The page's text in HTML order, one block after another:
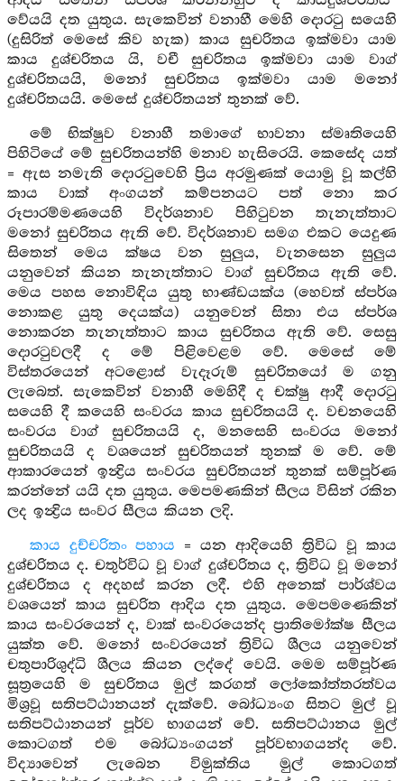
වේයයි දත යුතුය. සැකෙවින් වනාහී මෙහි දොරටු සයෙහි
(දුසිරිත් මෙසේ කිව හැක) කාය සුචරිතය ඉක්මවා යාම
කාය දුශ්චරිතය යි, වචී සුචරිතය ඉක්මවා යාම වාග්
දුශ්චරිතයයි, මනෝ සුචරිතය ඉක්මවා යාම මනෝ
දුශ්චරිතයයි. මෙසේ දුශ්චරිතයන් තුනක් වේ.
මේ භික්ෂුව වනාහී තමාගේ භාවනා ස්මෘතියෙහි
පිහිටියේ මේ සුචරිතයන්හි මනාව හැසිරෙයි. කෙසේද යත්
= ඇස නමැති දොරටුවෙහි ප්‍රිය අරමුණක් යොමු වූ කල්හි
කාය වාක් අංගයන් කම්පනයට පත් නො කර
රූපාරම්මණයෙහි විදර්ශනාව පිහිටුවන තැනැත්තාට
මනෝ සුචරිතය ඇති වේ. විදර්ශනාව සමග එකට යෙදුණ
සිතෙන් මෙය ක්ෂය වන සුලුය, වැනසෙන සුලුය
යනුවෙන් කියන තැනැත්තාට වාග් සුචරිතය ඇති වේ.
මෙය පහස නොවිඳිය යුතු භාණ්ඩයක්ය (හෙවත් ස්පර්ශ
නොකළ යුතු දෙයක්ය) යනුවෙන් සිතා එය ස්පර්ශ
නොකරන තැනැත්තාට කාය සුචරිතය ඇති වේ. සෙසු
දොරටුවලදී ද මේ පිළිවෙළම වේ. මෙසේ මේ
විස්තරයෙන් අටළොස් වැදෑරුම් සුචරිතයෝ ම ගනු
ලැබෙත්. සැකෙවින් වනාහී මෙහිදී ද චක්ෂු ආදී දොරටු
සයෙහි දී කයෙහි සංවරය කාය සුචරිතයයි ද. වචනයෙහි
සංවරය වාග් සුචරිතයයි ද, මනසෙහි සංවරය මනෝ
සුචරිතයයි ද වශයෙන් සුචරිතයන් තුනක් ම වේ. මේ
ආකාරයෙන් ඉන්‍ද්‍රිය සංවරය සුචරිතයන් තුනක් සම්පූර්ණ
කරන්නේ යයි දත යුතුය. මෙපමණකින් සීලය විසින් රකින
ලද ඉන්‍ද්‍රිය සංවර සීලය කියන ලදි.
කාය දුච්චරිතං පහාය = යන ආදියෙහි ත්‍රිවිධ වූ කාය
දුශ්චරිතය ද. චතුර්විධ වූ වාග් දුශ්චරිතය ද, ත්‍රිවිධ වූ මනෝ
දුශ්චරිතය ද අදහස් කරන ලදී. එහි අනෙක් පාර්ශ්වය
වශයෙන් කාය සුචරිත ආදිය දත යුතුය. මෙපමණෙකින්
කාය සංවරයෙන් ද, වාක් සංවරයෙන්ද ප්‍රාතිමෝක්ෂ සීලය
යුක්ත වේ. මනෝ සංවරයෙන් ත්‍රිවිධ ශීලය යනුවෙන්
චතුපාරිශුද්ධි ශීලය කියන ලද්දේ වෙයි. මෙම සම්පූර්ණ
සූත්‍රයෙහි ම සුචරිතය මුල් කරගත් ලෝකෝත්තරත්වය
මිශ්‍රවූ සතිපට්ඨානයන් දැක්වේ. බෝධ්‍යංග සිතට මුල් වූ
සතිපට්ඨානයන් පූර්ව භාගයන් වේ. සතිපට්ඨානය මුල්
කොටගත් එම බෝධ්‍යංගයන් පූර්වභාගයන්ද වේ.
විද්‍යාවෙන් ලැබෙන විමුක්තිය මුල් කොටගත්